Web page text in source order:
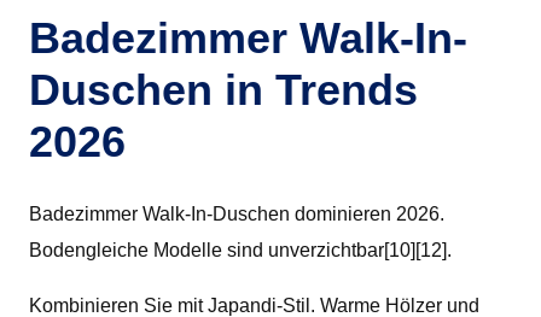
Badezimmer Walk-In-
Duschen in Trends
2026
Badezimmer Walk-In-Duschen dominieren 2026.
Bodengleiche Modelle sind unverzichtbar[10][12].
Kombinieren Sie mit Japandi-Stil. Warme Hölzer und